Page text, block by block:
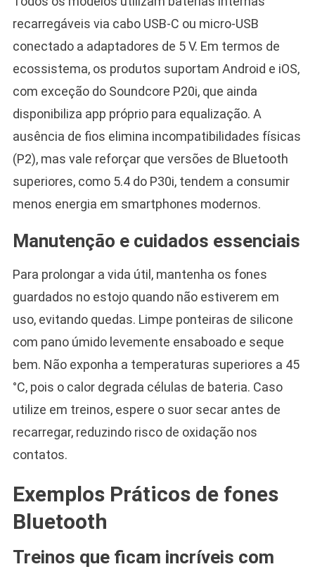
recarregáveis via cabo USB-C ou micro-USB
conectado a adaptadores de 5 V. Em termos de
ecossistema, os produtos suportam Android e iOS,
com exceção do Soundcore P20i, que ainda
disponibiliza app próprio para equalização. A
ausência de fios elimina incompatibilidades físicas
(P2), mas vale reforçar que versões de Bluetooth
superiores, como 5.4 do P30i, tendem a consumir
menos energia em smartphones modernos.
Manutenção e cuidados essenciais
Para prolongar a vida útil, mantenha os fones
guardados no estojo quando não estiverem em
uso, evitando quedas. Limpe ponteiras de silicone
com pano úmido levemente ensaboado e seque
bem. Não exponha a temperaturas superiores a 45
°C, pois o calor degrada células de bateria. Caso
utilize em treinos, espere o suor secar antes de
recarregar, reduzindo risco de oxidação nos
contatos.
Exemplos Práticos de fones
Bluetooth
Treinos que ficam incríveis com